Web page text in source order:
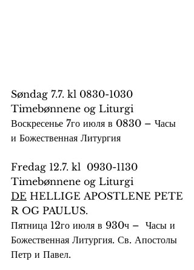
Søndag 7.7. kl 0830-1030
Timebønnene og Liturgi
Воскресенье 7го июля в 0830 – Часы
и Божественная Литургия
Fredag 12.7. kl  0930-1130
Timebønnene og Liturgi
DE HELLIGE APOSTLENE PETE
R OG PAULUS.
Пятница 12го июля в 930ч –  Часы и
Божественная Литургия. Св. Апостолы
Петр и Павел.